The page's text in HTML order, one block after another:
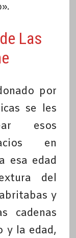
Las
por
se les
esos
en
esa edad
del
y
cadenas
y la edad,